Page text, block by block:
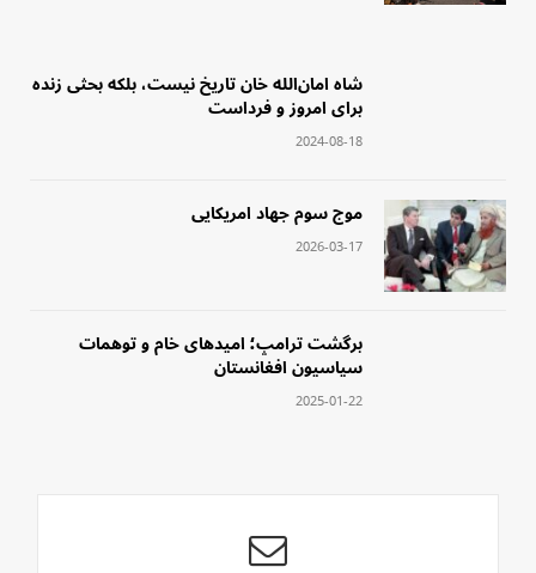
‏شاه امان‌الله خان تاریخ نیست، بلکه بحثی زنده
برای امروز و فرداست
2024-08-18
‏موج سوم جهاد امریکایی
2026-03-17
‏برگشت ترامپ؛ امید‌های خام و توهمات
سیاسیون افغانستان
2025-01-22